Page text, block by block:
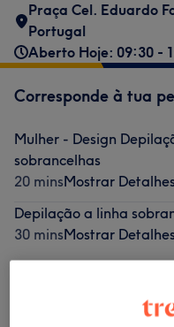
Praça Cel. Eduardo
Portugal
Aberto Hoje: 09:30 -
Corresponde à tua
Mulher - Design
sobrancelhas
20 minsMostrar
Depilação a linha
30 minsMostrar